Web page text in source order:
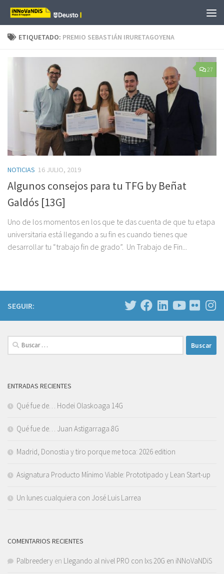
Saltar al contenido
ETIQUETADO: PREMIO SEBASTIÁN IRURETAGOYENA
27
NOTICIAS 16 JULIO, 2019
Algunos consejos para tu TFG by Beñat
Galdós [13G]
Uno de los momentos en los que te das cuenta de que tu etapa
universitaria está llegando a su fin es cuando tienes que
desarrollar tu “trabajo fin de grado”. Un Trabajo de Fin...
SEGUIR:
Buscar:
ENTRADAS RECIENTES
Qué fue de… Hodei Olaskoaga 14G
Qué fue de… Juan Astigarraga 8G
Madrid, Donostia y tiro porque me toca: 2026 edition
Asignatura Producto Mínimo Viable: Prototipado y Lean Start-up
Un lunes cualquiera con José Luis Larrea
COMENTARIOS RECIENTES
Palbreedery en Llegando al nivel PRO con lxs 20G en iNNoVaNDiS